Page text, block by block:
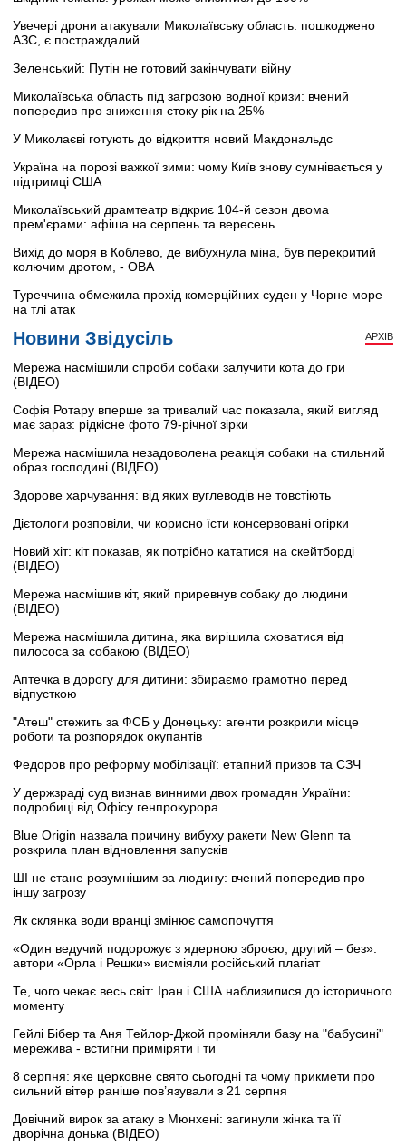
Увечері дрони атакували Миколаївську область: пошкоджено
АЗС, є постраждалий
Зеленський: Путін не готовий закінчувати війну
Миколаївська область під загрозою водної кризи: вчений
попередив про зниження стоку рік на 25%
У Миколаєві готують до відкриття новий Макдональдс
Україна на порозі важкої зими: чому Київ знову сумнівається у
підтримці США
Миколаївський драмтеатр відкриє 104-й сезон двома
прем'єрами: афіша на серпень та вересень
Вихід до моря в Коблево, де вибухнула міна, був перекритий
колючим дротом, - ОВА
Туреччина обмежила прохід комерційних суден у Чорне море
на тлі атак
Новини Звідусіль АРХІВ
Мережа насмішили спроби собаки залучити кота до гри
(ВІДЕО)
Софія Ротару вперше за тривалий час показала, який вигляд
має зараз: рідкісне фото 79-річної зірки
Мережа насмішила незадоволена реакція собаки на стильний
образ господині (ВІДЕО)
Здорове харчування: від яких вуглеводів не товстіють
Дієтологи розповіли, чи корисно їсти консервовані огірки
Новий хіт: кіт показав, як потрібно кататися на скейтборді
(ВІДЕО)
Мережа насмішив кіт, який приревнув собаку до людини
(ВІДЕО)
Мережа насмішила дитина, яка вирішила сховатися від
пилососа за собакою (ВІДЕО)
Аптечка в дорогу для дитини: збираємо грамотно перед
відпусткою
"Атеш" стежить за ФСБ у Донецьку: агенти розкрили місце
роботи та розпорядок окупантів
Федоров про реформу мобілізації: етапний призов та СЗЧ
У держзраді суд визнав винними двох громадян України:
подробиці від Офісу генпрокурора
Blue Origin назвала причину вибуху ракети New Glenn та
розкрила план відновлення запусків
ШІ не стане розумнішим за людину: вчений попередив про
іншу загрозу
Як склянка води вранці змінює самопочуття
«Один ведучий подорожує з ядерною зброєю, другий – без»:
автори «Орла і Решки» висміяли російський плагіат
Те, чого чекає весь світ: Іран і США наблизилися до історичного
моменту
Гейлі Бібер та Аня Тейлор-Джой проміняли базу на "бабусині"
мережива - встигни приміряти і ти
8 серпня: яке церковне свято сьогодні та чому прикмети про
сильний вітер раніше пов’язували з 21 серпня
Довічний вирок за атаку в Мюнхені: загинули жінка та її
дворічна донька (ВІДЕО)